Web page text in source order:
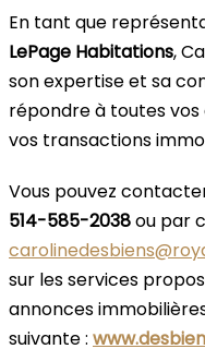
En tant que
LePage Habitations,
son expertise et sa
répondre à toutes
vos transactions
Vous pouvez
514-585-2038ou par
sur les services
annonces
suivante :